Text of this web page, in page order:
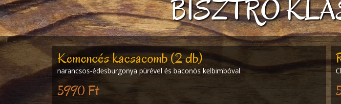
BISZTRÓ
Kemencés kacsacomb (2 db)
narancsos-édesburgonya pürével és baconös kelbimbóval
5990 Ft